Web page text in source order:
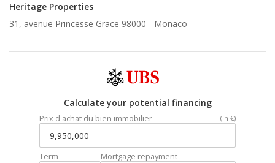
Heritage Properties
31, avenue Princesse Grace 98000 - Monaco
Calculate your potential financing
Prix d'achat du bien immobilier (In €)
Term
Mortgage repayment